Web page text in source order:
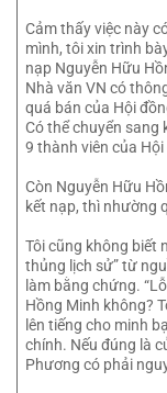
Cảm thấy việc này
mình, tôi xin trình
nạp Nguyễn Hữu
Nhà văn VN có
quá bán của Hội
Có thể chuyển sang
9 thành viên của
Còn Nguyễn Hữu
kết nạp, thì nhường
Tôi cũng không biết
thủng lịch sử” từ
làm bằng chứng.
Hồng Minh không?
lên tiếng cho minh
chính. Nếu đúng là
Phương có phải